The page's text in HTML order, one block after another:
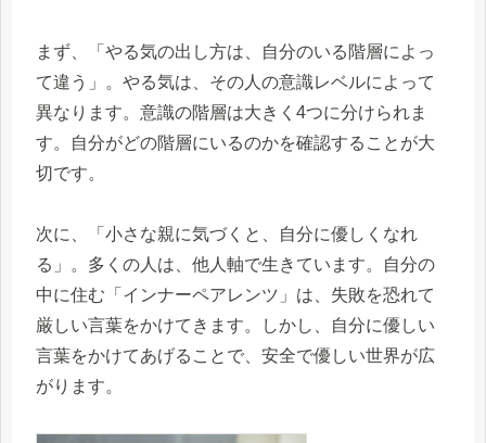
まず、「やる気の出し方は、自分のいる階層によっ
て違う」。やる気は、その人の意識レベルによって
異なります。意識の階層は大きく4つに分けられま
す。自分がどの階層にいるのかを確認することが大
切です。
次に、「小さな親に気づくと、自分に優しくなれ
る」。多くの人は、他人軸で生きています。自分の
中に住む「インナーペアレンツ」は、失敗を恐れて
厳しい言葉をかけてきます。しかし、自分に優しい
言葉をかけてあげることで、安全で優しい世界が広
がります。